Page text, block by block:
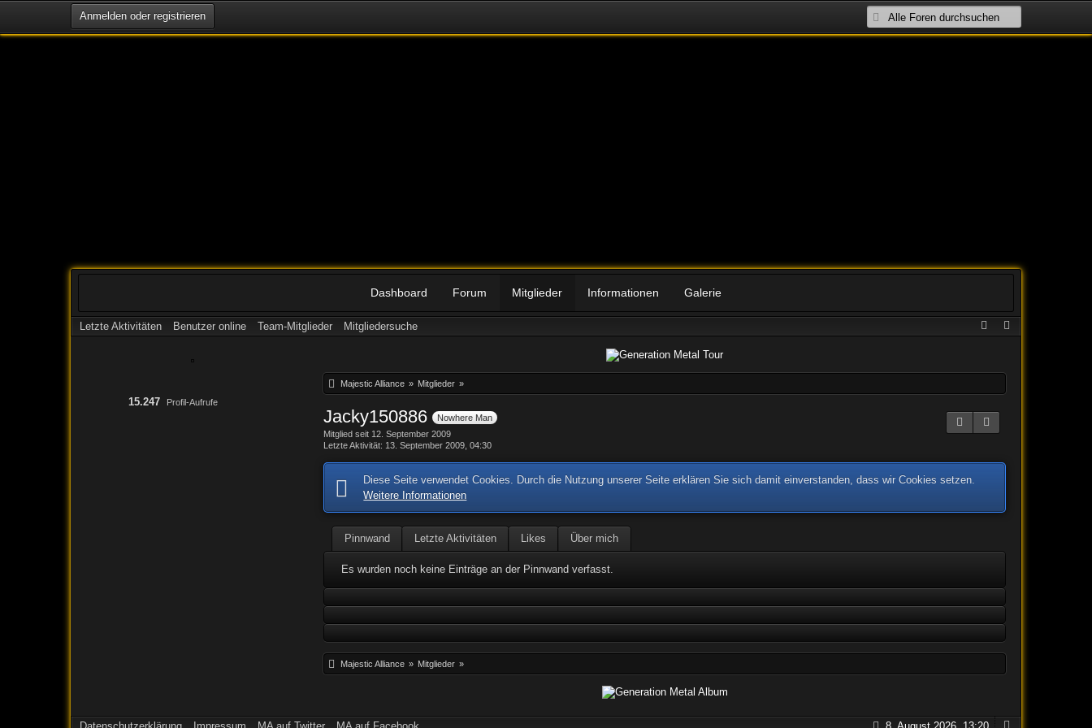
Anmelden oder registrieren
Dashboard Forum Mitglieder Informationen Galerie
Letzte Aktivitäten Benutzer online Team-Mitglieder Mitgliedersuche
Profil-Aufrufe
15.247
Majestic Alliance » Mitglieder »
Jacky150886 Nowhere Man
Mitglied seit 12. September 2009
Letzte Aktivität 13. September 2009, 04:30
Diese Seite verwendet Cookies. Durch die Nutzung unserer Seite erklären Sie sich damit einverstanden, dass wir Cookies setzen.
Weitere Informationen
Pinnwand Letzte Aktivitäten Likes Über mich
Es wurden noch keine Einträge an der Pinnwand verfasst.
Majestic Alliance » Mitglieder »